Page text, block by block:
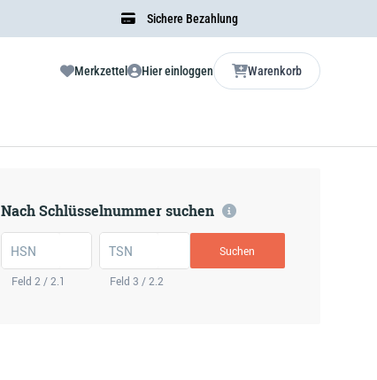
Sichere Bezahlung
Merkzettel Hier einloggen Warenkorb
Nach Schlüsselnummer suchen
HSN
Feld 2 / 2.1
TSN
Feld 3 / 2.2
Suchen